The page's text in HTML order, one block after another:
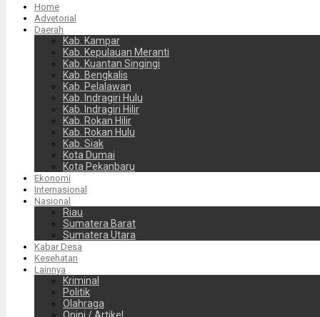
Home
Advetorial
Daerah
Kab. Kampar
Kab. Kepulauan Meranti
Kab. Kuantan Singingi
Kab. Bengkalis
Kab. Pelalawan
Kab. Indragiri Hulu
Kab. Indragiri Hilir
Kab. Rokan Hilir
Kab. Rokan Hulu
Kab. Siak
Kota Dumai
Kota Pekanbaru
Ekonomi
Internasional
Nasional
Riau
Sumatera Barat
Sumatera Utara
Kabar Desa
Kesehatan
Lainnya
Kriminal
Politik
Olahraga